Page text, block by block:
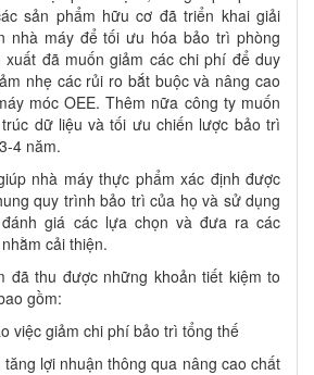
sản phẩm hữu cơ đã triển khai giải
nhà máy để tối ưu hóa bảo trì phòng
xuất đã muốn giảm các chi phí để duy
nhẹ các rủi ro bắt buộc và nâng cao
móc OEE. Thêm nữa công ty muốn
dữ liệu và tối ưu chiến lược bảo trì
4 năm.
nhà máy thực phẩm xác định được
quy trình bảo trì của họ và sử dụng
giá các lựa chọn và đưa ra các
cải thiện.
đã thu được những khoản tiết kiệm to
gồm:
việc giảm chi phí bảo trì tổng thế
lợi nhuận thông qua nâng cao chất